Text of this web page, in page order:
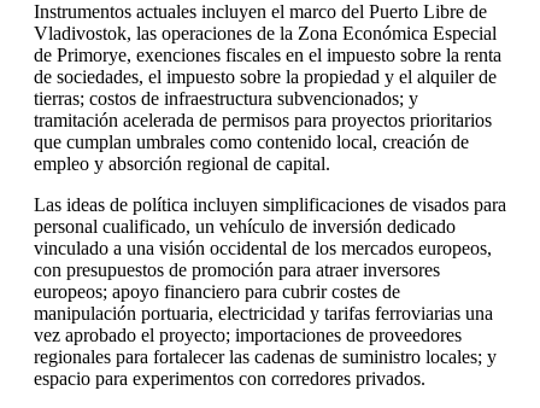
Instrumentos actuales incluyen el marco del Puerto Libre de
Vladivostok, las operaciones de la Zona Económica Especial
de Primorye, exenciones fiscales en el impuesto sobre la renta
de sociedades, el impuesto sobre la propiedad y el alquiler de
tierras; costos de infraestructura subvencionados; y
tramitación acelerada de permisos para proyectos prioritarios
que cumplan umbrales como contenido local, creación de
empleo y absorción regional de capital.
Las ideas de política incluyen simplificaciones de visados para
personal cualificado, un vehículo de inversión dedicado
vinculado a una visión occidental de los mercados europeos,
con presupuestos de promoción para atraer inversores
europeos; apoyo financiero para cubrir costes de
manipulación portuaria, electricidad y tarifas ferroviarias una
vez aprobado el proyecto; importaciones de proveedores
regionales para fortalecer las cadenas de suministro locales; y
espacio para experimentos con corredores privados.